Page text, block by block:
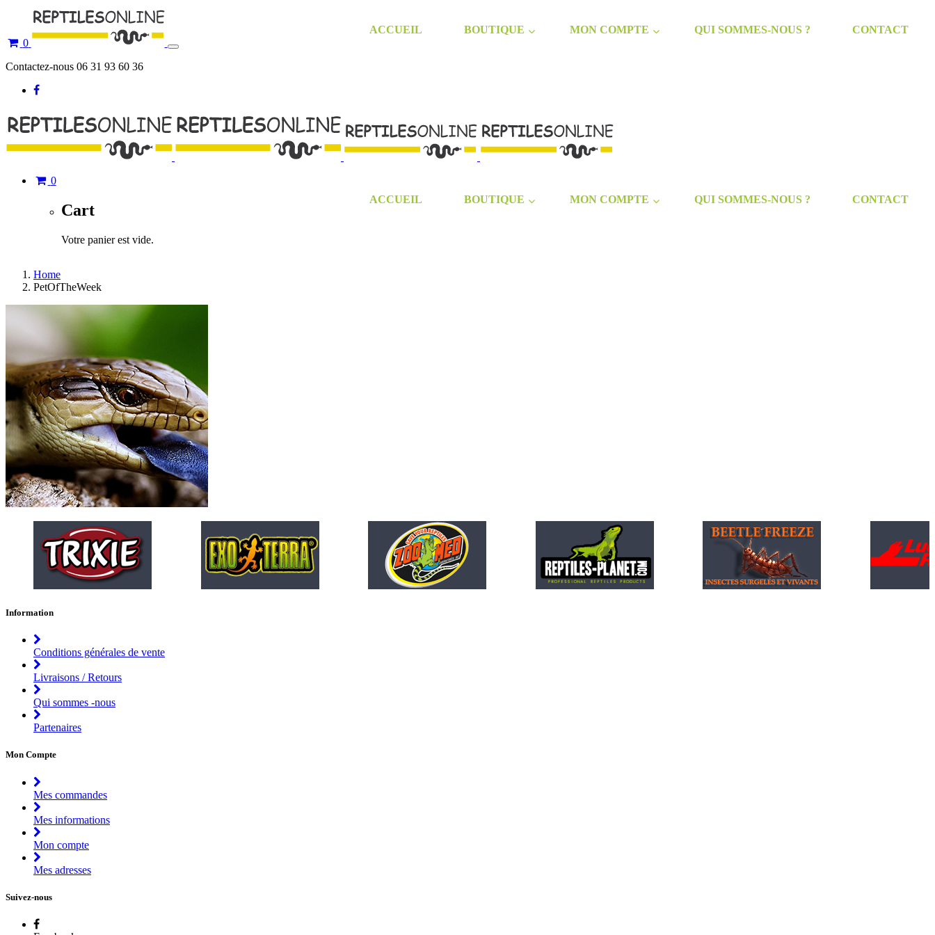
ACCUEIL BOUTIQUE MON COMPTE QUI SOMMES-NOUS ?
CONTACT
0
Toggle
Contactez-nous 06 31 93 60 36
ACCUEIL BOUTIQUE MON COMPTE QUI SOMMES-NOUS ? CONTACT
0
Cart
Votre panier est vide.
Home
PetOfTheWeek
Information
Conditions générales de vente
Livraisons / Retours
Qui sommes -nous
Partenaires
Mon Compte
Mes commandes
Mes informations
Mon compte
Mes adresses
Suivez-nous